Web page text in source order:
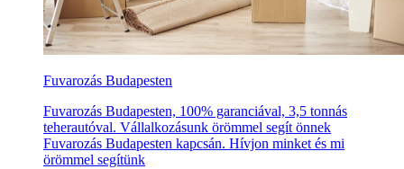
Fuvarozás Budapesten
Fuvarozás Budapesten, 100% garanciával, 3,5 tonnás
teherautóval. Vállalkozásunk örömmel segít önnek
Fuvarozás Budapesten kapcsán. Hívjon minket és mi
örömmel segítünk